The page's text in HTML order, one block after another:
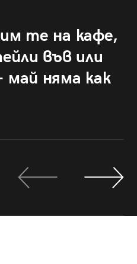
те на кафе,
във или
май няма как